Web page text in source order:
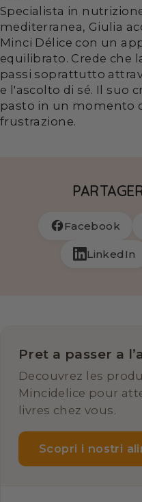
Specialista in
mediterranea, Giulia
Minci Délice con un
equilibrato. Crede che
passi soprattutto
e l'ascolto di sé. Il suo
pasto in un momento
frustrazione.
Facebook
LinkedIn
Pret a passer a
Decouvrez les
Mincidelice pour
livres chez vous.
Scopri i nostri